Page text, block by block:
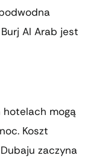
Al Arab jest
hotelach mogą
Koszt
zaczyna